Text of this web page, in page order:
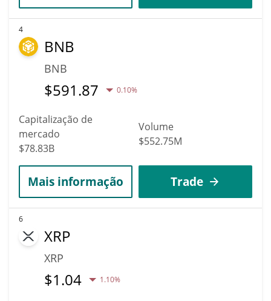
4
BNB
BNB
$591.87 0.10%
Capitalização de
mercado
$78.83B
Volume
$552.75M
Mais informação Trade
6
XRP
XRP
$1.04 1.10%